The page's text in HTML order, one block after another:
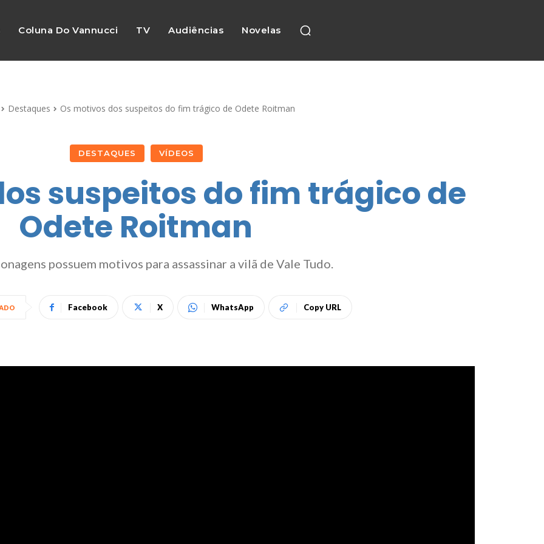
Coluna Do Vannucci TV Audiências Novelas
Destaques Os motivos dos suspeitos do fim trágico de Odete Roitman
DESTAQUES VÍDEOS
suspeitos do fim trágico de
Odete Roitman
possuem motivos para assassinar a vilã de Vale Tudo.
Facebook X WhatsApp Copy URL